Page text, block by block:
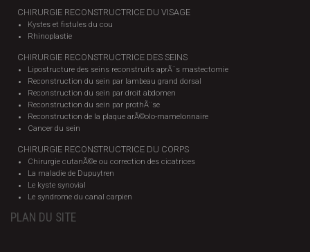
CHIRURGIE RECONSTRUCTRICE DU VISAGE
Kystes et fistules du cou
Rhinoplastie
CHIRURGIE RECONSTRUCTRICE DES SEINS
Lipostructure des seins reconstruits aprÃ¨s mastectomie
Reconstruction du sein par lambeau grand dorsal
Reconstruction du sein par droit abdomen
Reconstruction du sein par prothÃ¨se
Reconstruction de la plaque arÃ©olo-mamelonnaire
Cancer du sein
CHIRURGIE RECONSTRUCTRICE DU CORPS
Chirurgie cutanÃ©e ou correction des cicatrices
La maladie de Dupuytren
Le kyste synovial
Le syndrome du canal carpien
PLAN DU SITE